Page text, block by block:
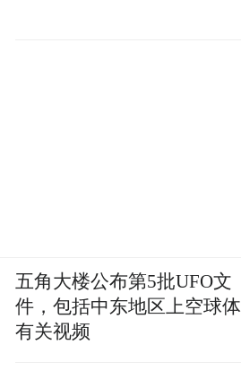
五角大楼公布第5批UFO文
件，包括中东地区上空球体
有关视频